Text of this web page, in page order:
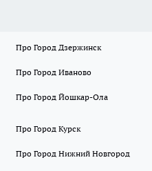
Про Город Дзержинск
Про Город Иваново
Про Город Йошкар-Ола
Про Город Курск
Про Город Нижний Новгород